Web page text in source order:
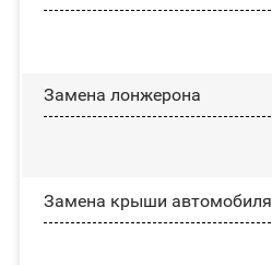
Замена лонжерона
Замена крыши автомобиля